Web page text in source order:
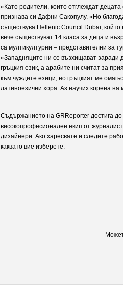
«Като родители, които отглеждат
признава си Дафни Сакопулу. «Но
съществува Hellenic Council Dubai,
вече съществуват 14 класа за деца и
са мултикултурни – представителни за
«Западняците ни се възхищават заради
гръцкия език, а арабите ни считат за
към чуждите езици, но гръцкият ме
латиноезични хора. Аз научих корена на
Съдържанието на GRReporter достига
високопрофесионален екип от
дизайнери. Ако харесвате и следите
каквато вие изберете.